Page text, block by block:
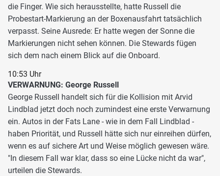
die Finger. Wie sich herausstellte, hatte Russell die
Probestart-Markierung an der Boxenausfahrt tatsächlich
verpasst. Seine Ausrede: Er hatte wegen der Sonne die
Markierungen nicht sehen können. Die Stewards fügen
sich dem nach einem Blick auf die Onboard.
10:53 Uhr
VERWARNUNG: George Russell
George Russell handelt sich für die Kollision mit Arvid
Lindblad jetzt doch noch zumindest eine erste Verwarnung
ein. Autos in der Fats Lane - wie in dem Fall Lindblad -
haben Priorität, und Russell hätte sich nur einreihen dürfen,
wenn es auf sichere Art und Weise möglich gewesen wäre.
"In diesem Fall war klar, dass so eine Lücke nicht da war",
urteilen die Stewards.